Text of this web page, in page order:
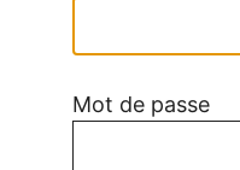
Mot de passe